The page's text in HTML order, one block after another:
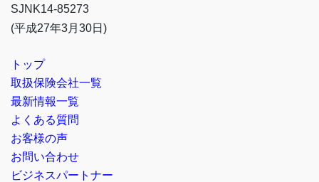
SJNK14-85273
(平成27年3月30日)
トップ
取扱保険会社一覧
最新情報一覧
よくある質問
お客様の声
お問い合わせ
ビジネスパートナー